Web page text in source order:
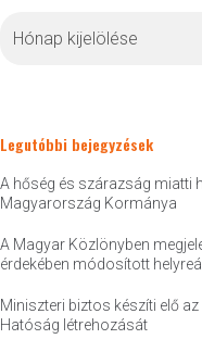
Legutóbbi bejegyzések
A hőség és szárazság miatti
Magyarország Kormánya
A Magyar Közlönyben
érdekében módosított
Miniszteri biztos készíti elő
Hatóság létrehozását